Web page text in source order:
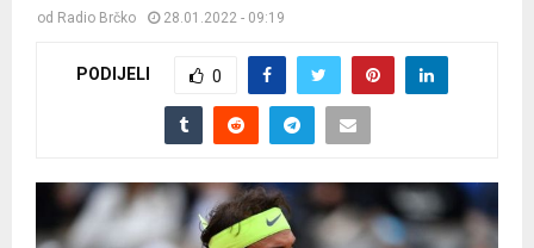
od Radio Brčko 28.01.2022 - 09:19
PODIJELI 0